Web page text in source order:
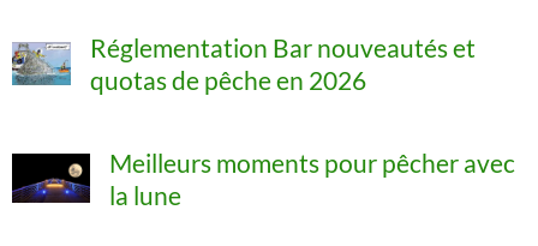
Réglementation Bar nouveautés et
quotas de pêche en 2026
Meilleurs moments pour pêcher avec
la lune